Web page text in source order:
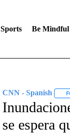
Sports Be Mindful
CNN - Spanish
se espera